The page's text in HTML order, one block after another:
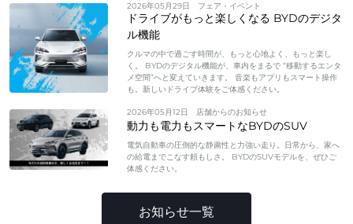
2026年05月29日 フェア・イベント
ドライブがもっと楽しくなる BYDのデジタ
ル機能
クルマの中で過ごす時間が、もっと心地よく、もっと楽し
く。 BYDのデジタル機能が、車内をまるで “移動するエンタ
メ空間”へと変えていきます。 音楽もアプリもスマート操作
も。新しいドライブ体験をご体感ください。
2026年05月12日 店舗からのお知らせ
動力も電力もスマートなBYDのSUV
電気自動車の圧倒的な静粛性と力強い走り。日常から、家へ
の給電までこなす頼もしさ。 BYDのSUVモデルを、ぜひご
体感ください。
お知らせ一覧